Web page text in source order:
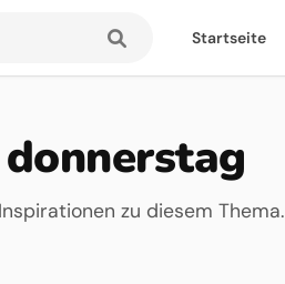
Startseite
zu diesem Thema.